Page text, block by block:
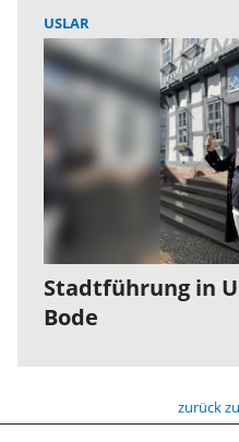
USLAR
Stadtführung in
Bode
zurück